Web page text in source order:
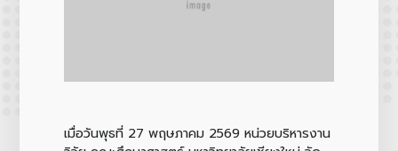
เมื่อวันพุธที่ 27 พฤษภาคม 2569 หน่วยบริหารงาน